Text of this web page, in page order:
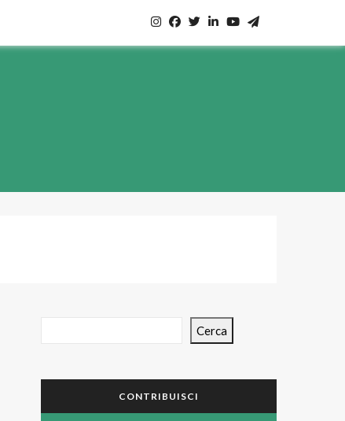
Cerca
CONTRIBUISCI